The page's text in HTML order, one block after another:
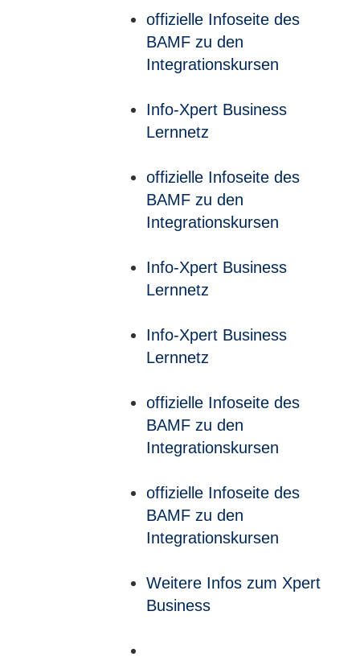
offizielle Infoseite des
BAMF zu den
Integrationskursen
Info-Xpert Business
Lernnetz
offizielle Infoseite des
BAMF zu den
Integrationskursen
Info-Xpert Business
Lernnetz
Info-Xpert Business
Lernnetz
offizielle Infoseite des
BAMF zu den
Integrationskursen
offizielle Infoseite des
BAMF zu den
Integrationskursen
Weitere Infos zum Xpert
Business